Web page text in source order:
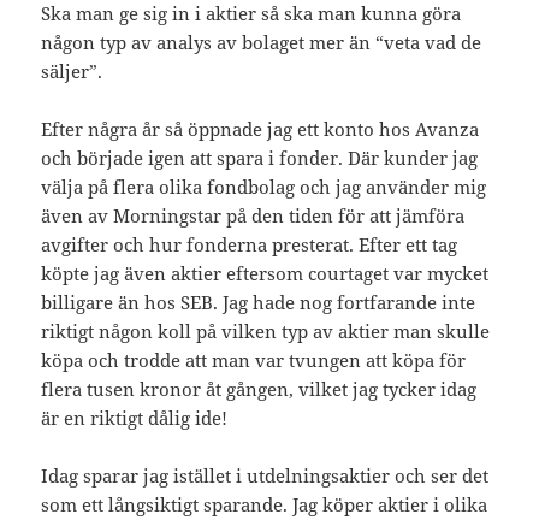
Ska man ge sig in i aktier så ska man kunna göra
någon typ av analys av bolaget mer än “veta vad de
säljer”.
Efter några år så öppnade jag ett konto hos Avanza
och började igen att spara i fonder. Där kunder jag
välja på flera olika fondbolag och jag använder mig
även av Morningstar på den tiden för att jämföra
avgifter och hur fonderna presterat. Efter ett tag
köpte jag även aktier eftersom courtaget var mycket
billigare än hos SEB. Jag hade nog fortfarande inte
riktigt någon koll på vilken typ av aktier man skulle
köpa och trodde att man var tvungen att köpa för
flera tusen kronor åt gången, vilket jag tycker idag
är en riktigt dålig ide!
Idag sparar jag istället i utdelningsaktier och ser det
som ett långsiktigt sparande. Jag köper aktier i olika